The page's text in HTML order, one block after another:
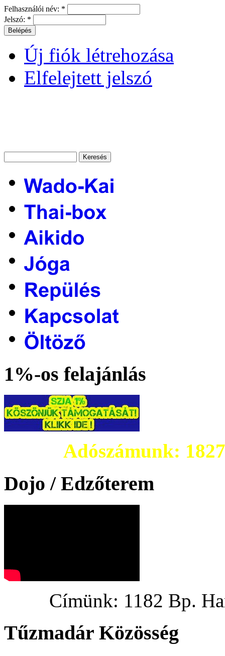
Felhasználói név: *
Jelszó: *
Új fiók létrehozása
Elfelejtett jelszó
1%-os felajánlás
Adószámunk:
Dojo / Edzőterem
Címünk: 1182 Bp.
Tűzmadár Közösség